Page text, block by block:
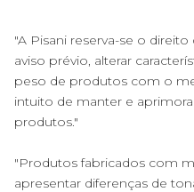
"A Pisani reserva-se o
aviso prévio, alterar
peso de produtos com o
intuito de manter e
produtos."
"Produtos fabricados com
apresentar diferenças de